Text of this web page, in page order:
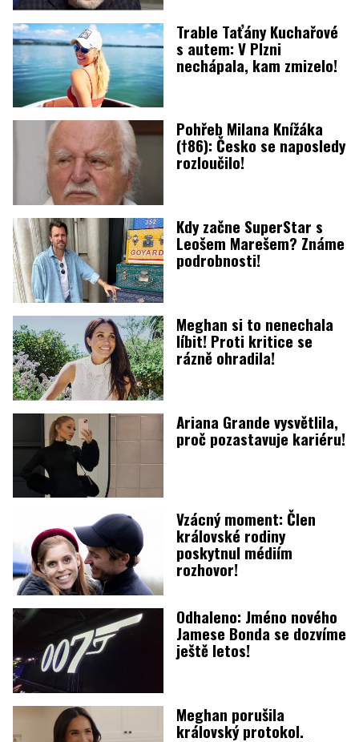
Trable Taťány Kuchařové
s autem: V Plzni
nechápala, kam zmizelo!
Pohřeb Milana Knížáka
(†86): Česko se naposledy
rozloučilo!
Kdy začne SuperStar s
Leošem Marešem? Známe
podrobnosti!
Meghan si to nenechala
líbit! Proti kritice se
rázně ohradila!
Ariana Grande vysvětlila,
proč pozastavuje kariéru!
Vzácný moment: Člen
královské rodiny
poskytnul médiím
rozhovor!
Odhaleno: Jméno nového
Jamese Bonda se dozvíme
ještě letos!
Meghan porušila
královský protokol.